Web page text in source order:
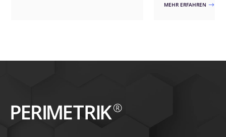
20+ Verlagsprojekten.
MEHR ERFAHREN $